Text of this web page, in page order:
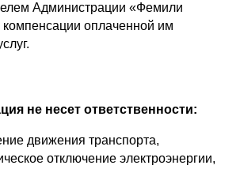
Администрации «Фемили
компенсации оплаченной им
не несет ответственности:
движения транспорта,
отключение электроэнергии,